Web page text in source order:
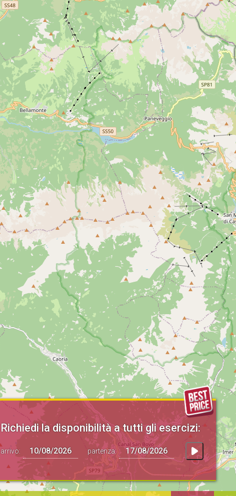
Richiedi la disponibilità a tutti gli esercizi:
arrivo: partenza: